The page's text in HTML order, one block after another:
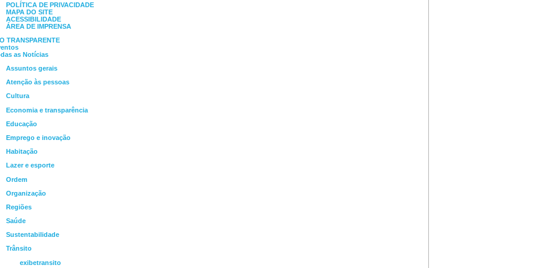
POLÍTICA DE PRIVACIDADE
MAPA DO SITE
ACESSIBILIDADE
ÁREA DE IMPRENSA
TRANSPARENTE
as Notícias
Assuntos gerais
Atenção às pessoas
Cultura
Economia e transparência
Educação
Emprego e inovação
Habitação
Lazer e esporte
Ordem
Organização
Regiões
Saúde
Sustentabilidade
Trânsito
exibetransito